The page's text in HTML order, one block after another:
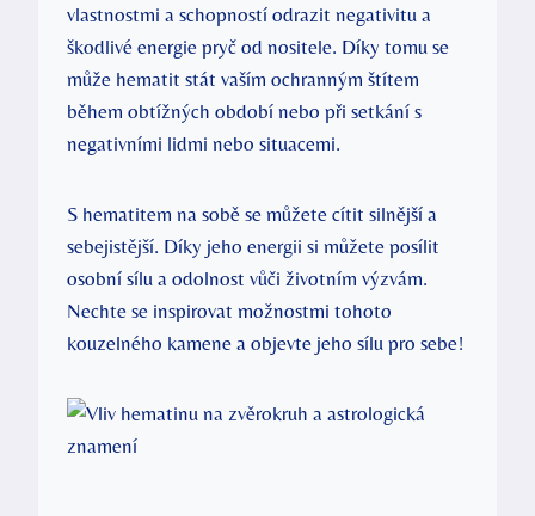
vlastnostmi a schopností odrazit negativitu a
škodlivé energie pryč od nositele. Díky tomu se
může hematit stát vaším ochranným štítem
během obtížných období nebo při setkání s
negativními lidmi nebo situacemi.
S hematitem na sobě se můžete cítit silnější a
sebejistější. Díky jeho energii si můžete posílit
osobní sílu a odolnost vůči životním výzvám.
Nechte se inspirovat možnostmi tohoto
kouzelného kamene a objevte jeho sílu pro sebe!